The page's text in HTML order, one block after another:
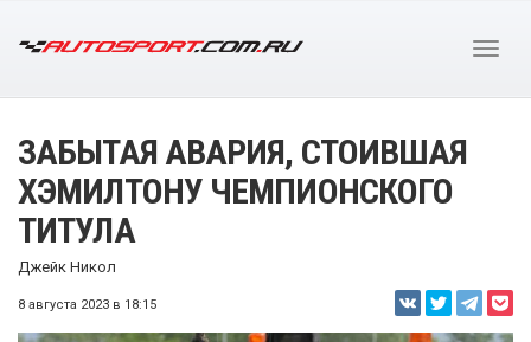
ЗАБЫТАЯ АВАРИЯ, СТОИВШАЯ
ХЭМИЛТОНУ ЧЕМПИОНСКОГО
ТИТУЛА
Джейк Никол
8 августа 2023 в 18:15